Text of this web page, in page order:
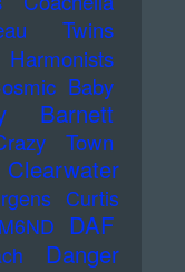
Twins
Baby
Barnett
Town
Curtis
DAF
Danger